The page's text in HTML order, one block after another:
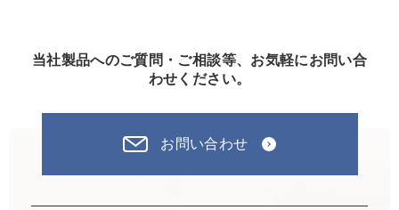
当社製品へのご質問・ご相談等、お気軽にお問い合
わせください。
お問い合わせ